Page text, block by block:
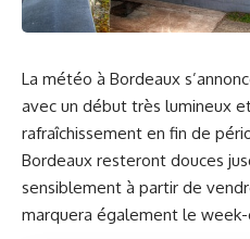
La météo à Bordeaux
avec un début très lumineux
rafraîchissement en fin de
Bordeaux resteront douces
sensiblement à partir de
marquera également le